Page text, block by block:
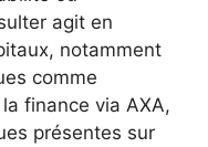
agit en
notamment
comme
finance via AXA,
présentes sur